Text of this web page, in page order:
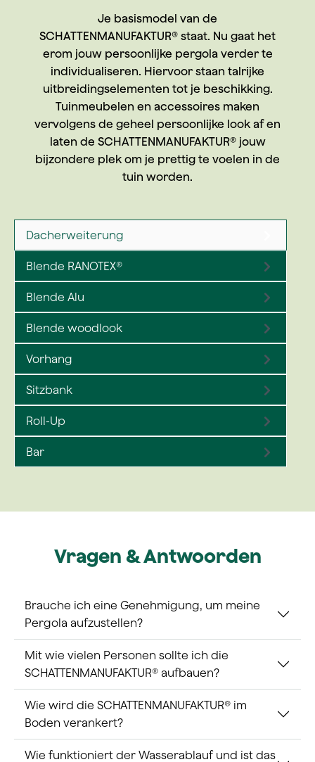
Je basismodel van de
SCHATTENMANUFAKTUR® staat. Nu gaat het
erom jouw persoonlijke pergola verder te
individualiseren. Hiervoor staan talrijke
uitbreidingselementen tot je beschikking.
Tuinmeubelen en accessoires maken
vervolgens de geheel persoonlijke look af en
laten de SCHATTENMANUFAKTUR® jouw
bijzondere plek om je prettig te voelen in de
tuin worden.
Dacherweiterung
Blende RANOTEX®
Blende Alu
Blende woodlook
Vorhang
Sitzbank
Roll-Up
Bar
Vragen & Antwoorden
Brauche ich eine Genehmigung, um meine
Pergola aufzustellen?
Mit wie vielen Personen sollte ich die
SCHATTENMANUFAKTUR® aufbauen?
Wie wird die SCHATTENMANUFAKTUR® im
Boden verankert?
Wie funktioniert der Wasserablauf und ist das